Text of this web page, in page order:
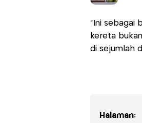
"Ini sebagai
kereta
di sejumlah
Halaman: